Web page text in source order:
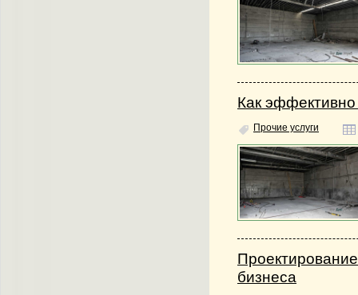
Как
Прочие услуги
бизнеса